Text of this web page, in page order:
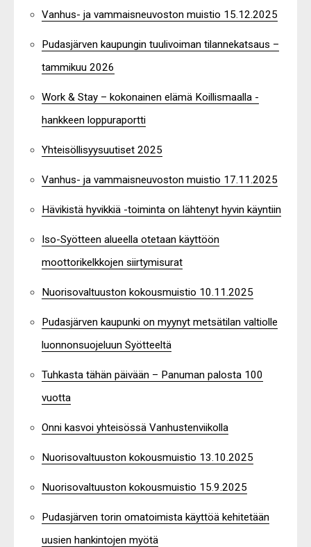
Vanhus- ja vammaisneuvoston muistio 15.12.2025
Pudasjärven kaupungin tuulivoiman tilannekatsaus –
tammikuu 2026
Work & Stay – kokonainen elämä Koillismaalla -
hankkeen loppuraportti
Yhteisöllisyysuutiset 2025
Vanhus- ja vammaisneuvoston muistio 17.11.2025
Hävikistä hyvikkiä -toiminta on lähtenyt hyvin käyntiin
Iso-Syötteen alueella otetaan käyttöön
moottorikelkkojen siirtymisurat
Nuorisovaltuuston kokousmuistio 10.11.2025
Pudasjärven kaupunki on myynyt metsätilan valtiolle
luonnonsuojeluun Syötteeltä
Tuhkasta tähän päivään – Panuman palosta 100
vuotta
Onni kasvoi yhteisössä Vanhustenviikolla
Nuorisovaltuuston kokousmuistio 13.10.2025
Nuorisovaltuuston kokousmuistio 15.9.2025
Pudasjärven torin omatoimista käyttöä kehitetään
uusien hankintojen myötä